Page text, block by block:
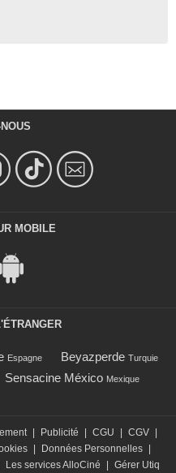
MOBILE
Espagne Beyazperde Turquie
Sensacine México Mexique
Publicité CGU CGV
Données Personnelles
Les services AlloCiné Gérer Utiq